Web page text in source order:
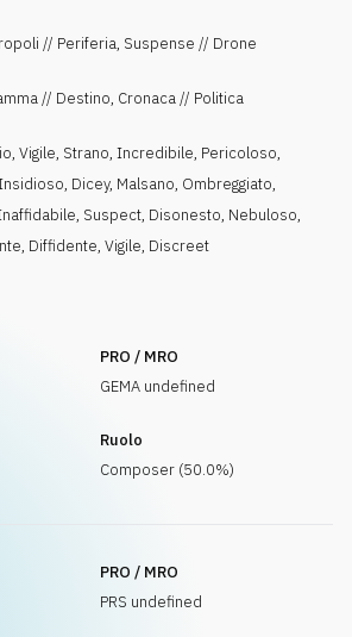
// Periferia, Suspense // Drone
// Destino, Cronaca // Politica
, Vigile, Strano, Incredibile, Pericoloso,
, Dicey, Malsano, Ombreggiato,
, Suspect, Disonesto, Nebuloso,
, Diffidente, Vigile, Discreet
PRO / MRO
GEMA undefined
Ruolo
Composer (50.0%)
PRO / MRO
PRS undefined